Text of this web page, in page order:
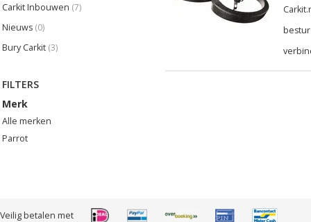
Carkit Inbouwen (7)
Nieuws (0)
Bury Carkit (3)
FILTERS
Merk
Alle merken
Parrot
Veilig betalen met